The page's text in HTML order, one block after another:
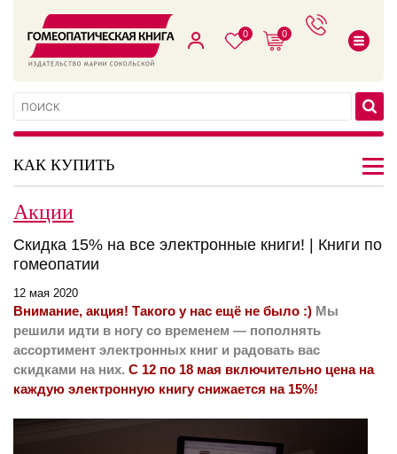
0 0
КАК КУПИТЬ
Акции
Скидка 15% на все электронные книги! | Книги по
гомеопатии
12 мая 2020
Внимание, акция! Такого у нас ещё не было :) Мы
решили идти в ногу со временем — пополнять
ассортимент электронных книг и радовать вас
скидками на них. С 12 по 18 мая включительно цена на
каждую электронную книгу снижается на 15%!